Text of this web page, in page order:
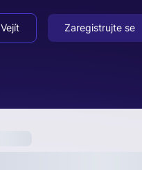
Vejít Zaregistrujte se